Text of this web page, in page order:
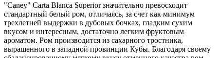
"Caney" Carta Blanca Superior значительно превосходит
стандартный белый ром, отличаясь, за счет как минимум
трехлетней выдержки в дубовых бочках, гладким сухим
вкусом и интересным, достаточно легким фруктовым
ароматом. Ром производится из сахарного тростника,
выращенного в западной провинции Кубы. Благодаря своему